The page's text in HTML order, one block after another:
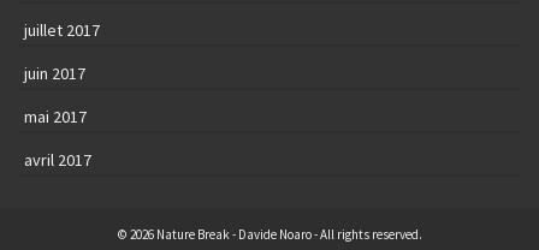
juillet 2017
juin 2017
mai 2017
avril 2017
© 2026 Nature Break - Davide Noaro - All rights reserved.